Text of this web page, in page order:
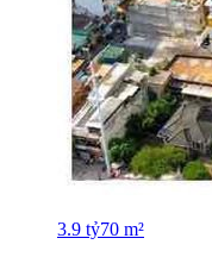
3.9 tỷ70 m²